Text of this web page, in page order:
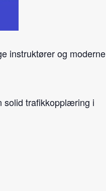
instruktører og moderne
solid trafikkopplæring i